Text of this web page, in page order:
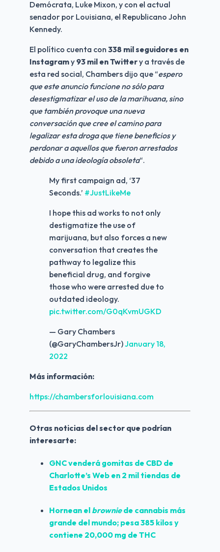
Demócrata, Luke Mixon, y con el actual
senador por Louisiana, el Republicano John
Kennedy.
El político cuenta con 338 mil seguidores en
Instagram y 93 mil en Twitter y a través de
esta red social, Chambers dijo que “espero
que este anuncio funcione no sólo para
desestigmatizar el uso de la marihuana, sino
que también provoque una nueva
conversación que cree el camino para
legalizar esta droga que tiene beneficios y
perdonar a aquellos que fueron arrestados
debido a una ideología obsoleta“.
My first campaign ad, ‘37
Seconds.’ #JustLikeMe
I hope this ad works to not only
destigmatize the use of
marijuana, but also forces a new
conversation that creates the
pathway to legalize this
beneficial drug, and forgive
those who were arrested due to
outdated ideology.
pic.twitter.com/G0qKvmUGKD
— Gary Chambers
(@GaryChambersJr)January 18,
2022
Más información:
https://chambersforlouisiana.com
Otras noticias del sector que podrían
interesarte:
GNC venderá gomitas de CBD de
Charlotte’s Web en 2 mil tiendas de
Estados Unidos
Hornean el brownie de cannabis más
grande del mundo; pesa 385 kilos y
contiene 20,000 mg de THC